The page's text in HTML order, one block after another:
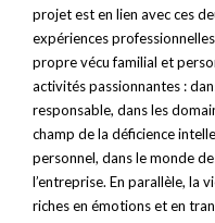
projet est en lien avec ces
expériences
propre vécu familial et
activités passionnantes :
responsable, dans les
champ de la déficience
personnel, dans le monde
l’entreprise. En parallèle, la
riches en émotions et en